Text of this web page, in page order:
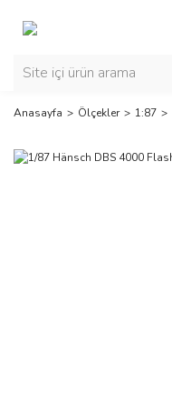
Anasayfa Ölçekler 1:87